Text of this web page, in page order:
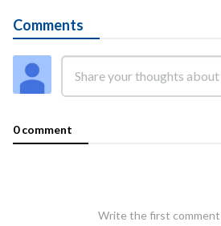
Comments
0 comment
Write the first